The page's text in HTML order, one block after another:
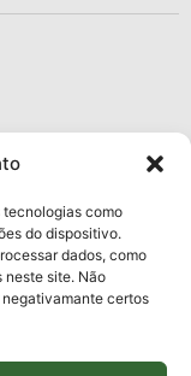
tecnologias como
do dispositivo.
dados, como
neste site. Não
certos
de Contas